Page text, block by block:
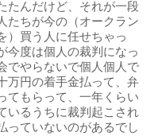
たんだけど、それが一段
たちが今の（オークラン
）買う人に任せちゃっ
今度は個人の裁判になっ
でやらないで個人個人で
万円の着手金払って、弁
てもらって、一年くらい
いるうちに裁判起こされ
っていないのがあるでし